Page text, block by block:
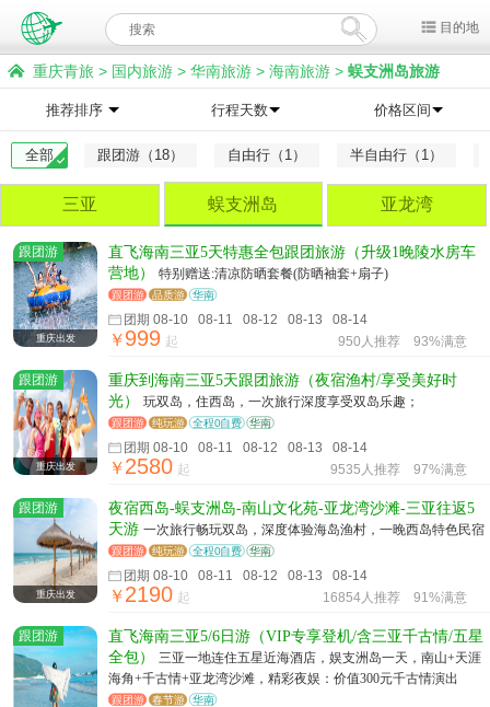
目的地
重庆青旅 > 国内旅游 > 华南旅游 > 海南旅游 > 蜈支洲岛旅游
推荐排序 行程天数 价格区间
全部 跟团游（18） 自由行（1） 半自由行（1）
三亚 蜈支洲岛 亚龙湾
跟团游
重庆出发
直飞海南三亚5天特惠全包跟团旅游（升级1晚陵水房车
营地）
特别赠送:清凉防晒套餐(防晒袖套+扇子)
跟团游 品质游 华南
团期 08-10 08-11 08-12 08-13 08-14
￥999 起 950人推荐 93%满意
跟团游
重庆出发
重庆到海南三亚5天跟团旅游（夜宿渔村/享受美好时
光）
玩双岛，住西岛，一次旅行深度享受双岛乐趣；
跟团游 纯玩游 全程0自费 华南
团期 08-10 08-11 08-12 08-13 08-14
￥2580 起 9535人推荐 97%满意
跟团游
重庆出发
夜宿西岛-蜈支洲岛-南山文化苑-亚龙湾沙滩-三亚往返5
天游 一次旅行畅玩双岛，深度体验海岛渔村，一晚西岛特色民宿
跟团游 纯玩游 全程0自费 华南
团期 08-10 08-11 08-12 08-13 08-14
￥2190 起 16854人推荐 91%满意
跟团游
直飞海南三亚5/6日游（VIP专享登机/含三亚千古情/五星
全包）
三亚一地连住五星近海酒店，娱支洲岛一天，南山+天涯
海角+千古情+亚龙湾沙滩，精彩夜娱：价值300元千古情演出
跟团游 春节游 华南